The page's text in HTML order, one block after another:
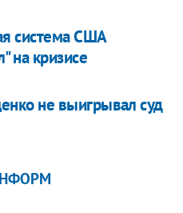
система США
на кризисе
не выигрывал суд